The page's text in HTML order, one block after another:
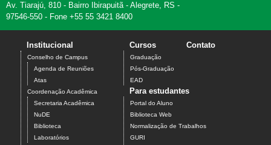
Av. Tiarajú, 810 - Bairro Ibirapuitã - Alegrete, RS -
97546-550 - Fone +55 55 3421 8400
Institucional
Conselho de Campus
Agenda de Reuniões
Atas
Coordenação Acadêmica
Secretaria Acadêmica
NuDE
Biblioteca
Laboratórios
Cursos
Graduação
Pós-Graduação
EAD
Contato
Para estudantes
Portal do Aluno
Biblioteca Web
Normalização de Trabalhos
GURI